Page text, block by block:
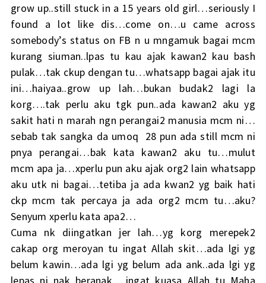
grow up..still stuck in a 15 years old girl…seriously I
found a lot like dis…come on…u came across
somebody’s status on FB n u mngamuk bagai mcm
kurang siuman..lpas tu kau ajak kawan2 kau bash
pulak…tak ckup dengan tu…whatsapp bagai ajak itu
ini…haiyaa..grow up lah…bukan budak2 lagi la
korg….tak perlu aku tgk pun..ada kawan2 aku yg
sakit hati n marah ngn perangai2 manusia mcm ni…
sebab tak sangka da umoq 28 pun ada still mcm ni
pnya perangai…bak kata kawan2 aku tu…mulut
mcm apa ja…xperlu pun aku ajak org2 lain whatsapp
aku utk ni bagai…tetiba ja ada kwan2 yg baik hati
ckp mcm tak percaya ja ada org2 mcm tu…aku?
Senyum xperlu kata apa2…
Cuma nk diingatkan jer lah…yg korg merepek2
cakap org meroyan tu ingat Allah skit…ada lgi yg
belum kawin…ada lgi yg belum ada ank..ada lgi yg
lepas ni nak beranak….ingat kuasa Allah tu Maha